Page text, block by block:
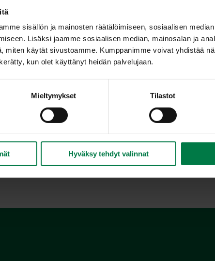
sisällön ja mainosten räätälöimiseen, sosiaalisen
Lisäksi jaamme sosiaalisen median, mainosalan ja
miten käytät sivustoamme. Kumppanimme voivat yhdistää
kun olet käyttänyt heidän palvelujaan.
Mieltymykset Tilastot
Hyväksy tehdyt valinnat
Osterivinokas